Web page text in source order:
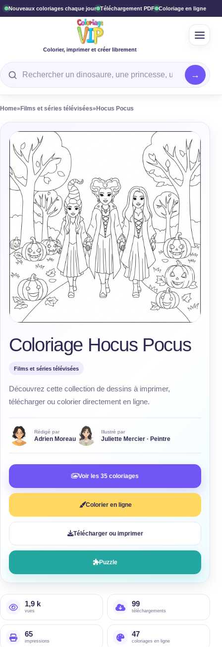
Nouveaux coloriages chaque jour Téléchargement PDF Coloriage en ligne
Colorier, imprimer et créer librement
Rechercher un coloriage
Home» Films et séries télévisées» Hocus Pocus
Coloriage Hocus Pocus
Films et séries télévisées
Découvrez cette collection de dessins à imprimer,
télécharger ou colorier directement en ligne.
Rédigé par
Adrien Moreau
Illustré par
Juliette Mercier · Peintre
Voir les 35 coloriages
Colorier en ligne
Télécharger ou imprimer
Puzzle
1,9 k
vues
99
téléchargements
65
impressions
47
coloriages en ligne